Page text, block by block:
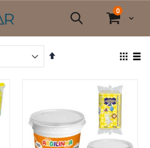
Cart
0itens
Pesquisa
Definir
Ver